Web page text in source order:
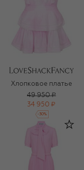
Хлопковое платье
49 950 ₽
34 950 ₽
-30%